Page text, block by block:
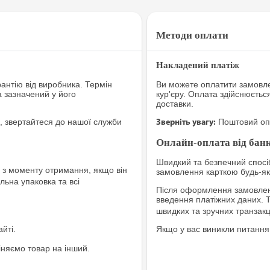
від виробника. Термін
зазначений у його
до нашої служби
з моменту отримання, якщо він
упаковка та всі
товар на інший.
Методи оплати
Накладений платіж
Ви можете оплатити
кур'єру. Оплата
доставки.
Зверніть увагу: Поштовий
Онлайн-оплата від
Швидкий та безпечний
замовлення карткою будь-
Після оформлення
введення платіжних даних.
швидких та зручних
Якщо у вас виникли